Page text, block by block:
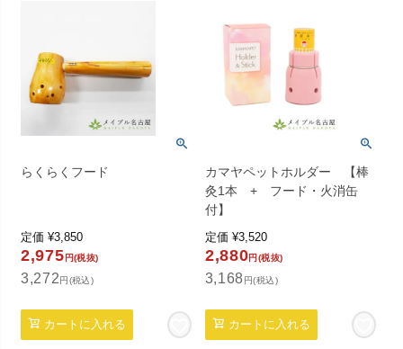
らくらくフード
定価 ¥3,850
2,975 円(税抜)
3,272円(税込)
カートに入れる
カマヤペットホルダー 【棒
灸1本 + フード・火消缶
付】
定価 ¥3,520
2,880円(税抜)
3,168円(税込)
カートに入れる